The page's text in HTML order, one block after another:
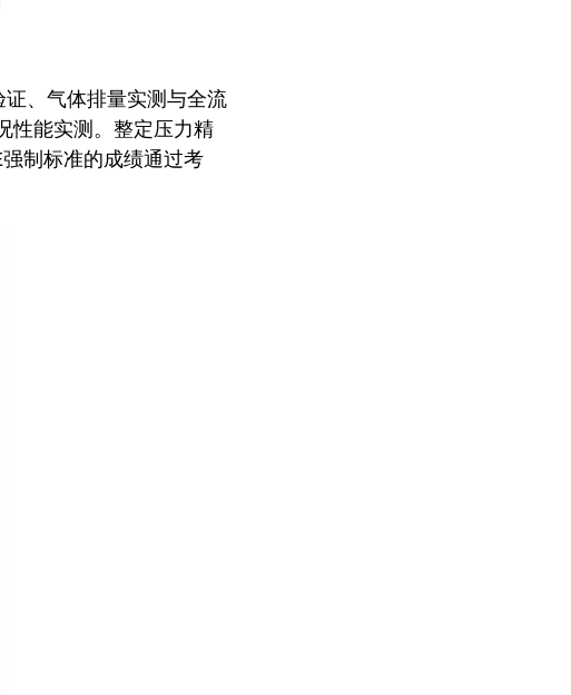
、气体排量实测与全流
性能实测。整定压力精
制标准的成绩通过考